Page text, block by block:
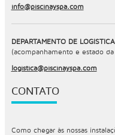
info@piscinayspa.com
DEPARTAMENTO DE LOGÍSTICA
(acompanhamento e estado
logistica@piscinayspa.com
CONTATO
Como chegar às nossas